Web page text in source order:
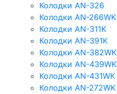
Колодки AN-326
Колодки AN-266WK
Колодки AN-311K
Колодки AN-391K
Колодки AN-382WK
Колодки AN-439WK
Колодки AN-431WK
Колодки AN-272WK